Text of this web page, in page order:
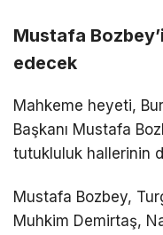
Mustafa
edecek
Mahkeme heyeti,
Başkanı Mustafa
tutukluluk hallerinin
Mustafa Bozbey,
Muhkim Demirtaş,